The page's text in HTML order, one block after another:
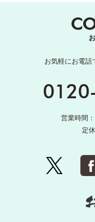
お気軽にお電話
営業時間
定